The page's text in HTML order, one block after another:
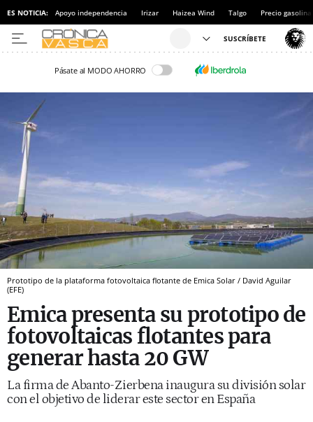
ES NOTICIA: Apoyo independencia Irizar Haizea Wind Talgo Precio gasolina
Pásate al MODO AHORRO
Prototipo de la plataforma fotovoltaica flotante de Emica Solar / David Aguilar
(EFE)
Emica presenta su prototipo de
fotovoltaicas flotantes para
generar hasta 20 GW
La firma de Abanto-Zierbena inaugura su división solar
con el objetivo de liderar este sector en España